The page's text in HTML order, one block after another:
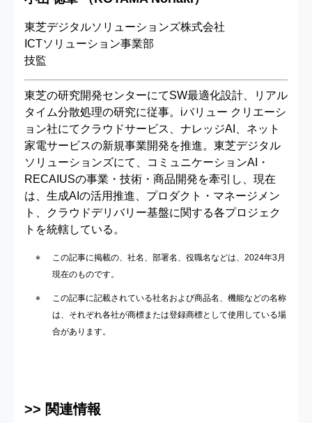
東芝デジタルソリューションズ株式会社
ICTソリューション事業部
技監
東芝の研究開発センターにてSW最適化設計、リアル
タイム分散処理の研究に従事。iバリュー クリエーシ
ョン社にてクラウドサービス、ナレッジAI、ネット
家電サービスの新規事業開発を推進。東芝デジタル
ソリューションズにて、コミュニケーションAI・
RECAIUSの事業・技術・商品開発を牽引し、現在
は、生成AIの活用推進、プロダクト・マネージメン
ト、クラウドデリバリー基盤に関する各プロジェク
トを統轄している。
この記事に掲載の、社名、部署名、役職名などは、2024年3月
現在のものです。
この記事に記載されている社名および商品名、機能などの名称
は、それぞれ各社が商標または登録商標として使用している場
合があります。
>> 関連情報